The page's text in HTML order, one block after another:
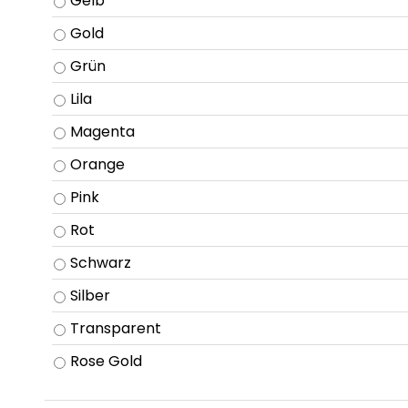
Gold
Grün
Lila
Magenta
Orange
Pink
Rot
Schwarz
Silber
Transparent
Rose Gold